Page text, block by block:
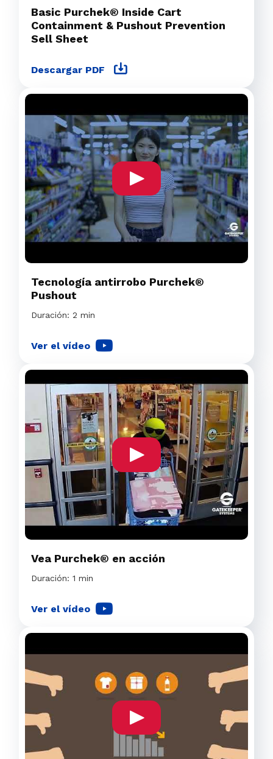
Basic Purchek® Inside Cart
Containment & Pushout Prevention
Sell Sheet
Descargar PDF
Tecnología antirrobo Purchek®
Pushout
Duración: 2 min
Ver el vídeo
Vea Purchek® en acción
Duración: 1 min
Ver el vídeo